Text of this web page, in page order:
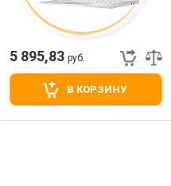
5 895,83 руб.
В КОРЗИНУ